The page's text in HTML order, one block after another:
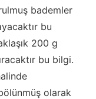
bademler
bu
200 g
bu bilgi.
olarak